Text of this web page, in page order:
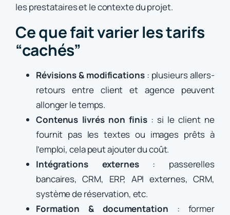
les prestataires et le contexte du projet.
Ce que fait varier les tarifs
“cachés”
Révisions & modifications: plusieurs allers-
retours entre client et agence peuvent
allonger le temps.
Contenus livrés non finis: si le client ne
fournit pas les textes ou images prêts à
l’emploi, cela peut ajouter du coût.
Intégrations externes: passerelles
bancaires, CRM, ERP, API externes, CRM,
système de réservation, etc.
Formation & documentation : former